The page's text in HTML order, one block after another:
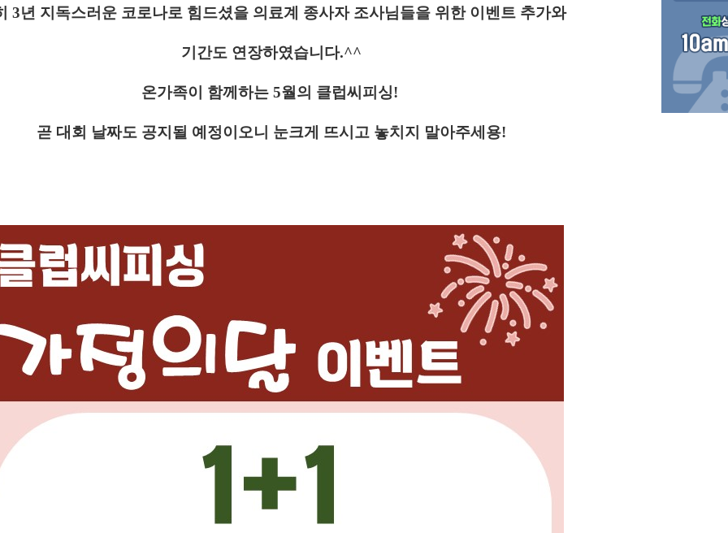
3년 지독스러운 코로나로 힘드셨을 의료계 종사자 조사님들을 위한 이벤트 추가와
기간도 연장하였습니다.^^
온가족이 함께하는 5월의 클럽씨피싱!
곧 대회 날짜도 공지될 예정이오니 눈크게 뜨시고 놓치지 말아주세용!